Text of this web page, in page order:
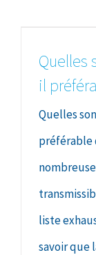
Quelles
il
Quelles
préférable
liste
savoir que